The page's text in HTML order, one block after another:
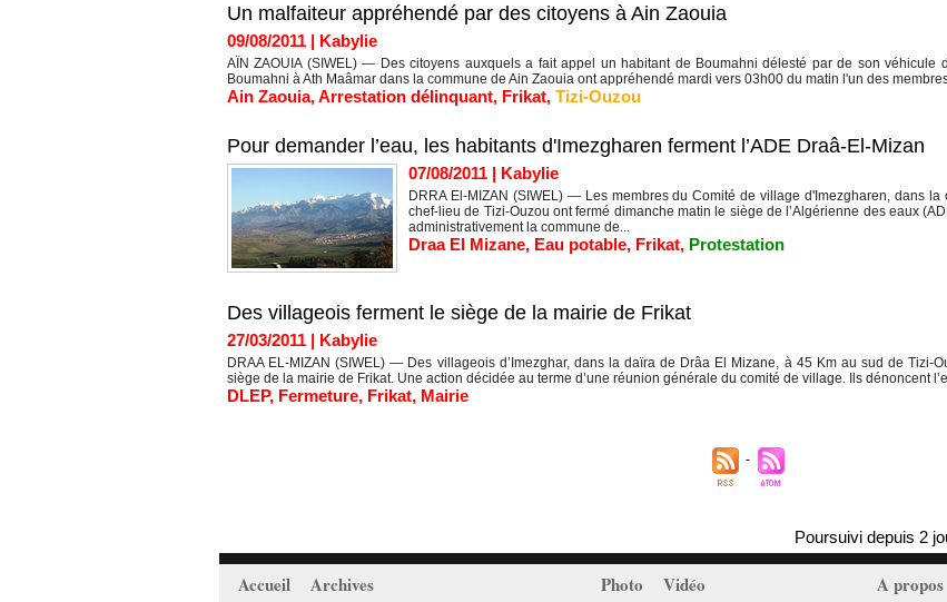
Un malfaiteur appréhendé par des citoyens à Ain Zaouia
09/08/2011 | Kabylie
AÏN ZAOUIA (SIWEL) — Des citoyens auxquels a fait appel un habitant de Boumahni délesté par de son véhicule
Boumahni à Ath Maâmar dans la commune de Ain Zaouia ont appréhendé mardi vers 03h00 du matin l'un des
Ain Zaouia,Arrestation délinquant, Frikat, Tizi-Ouzou
Pour demander l’eau, les habitants d'Imezgharen ferment l’ADE Draâ-El-Mizan
07/08/2011 | Kabylie
DRRA El-MIZAN (SIWEL) — Les membres du Comité de village d'Imezgharen, dans
chef-lieu de Tizi-Ouzou ont fermé dimanche matin le siège de l’Algérienne des eaux
administrativement la commune de...
Draa El Mizane, Eau potable, Frikat, Protestation
Des villageois ferment le siège de la mairie de Frikat
27/03/2011 | Kabylie
DRAA EL-MIZAN (SIWEL) — Des villageois d’Imezghar, dans la daïra de Drâa El Mizane, à 45 Km au sud de Tizi-
siège de la mairie de Frikat. Une action décidée au terme d’une réunion générale du comité de village. Ils dénoncent
DLEP, Fermeture, Frikat, Mairie
Poursuivi depuis 2 jours,
Accueil Archives Photo Vidéo A propos